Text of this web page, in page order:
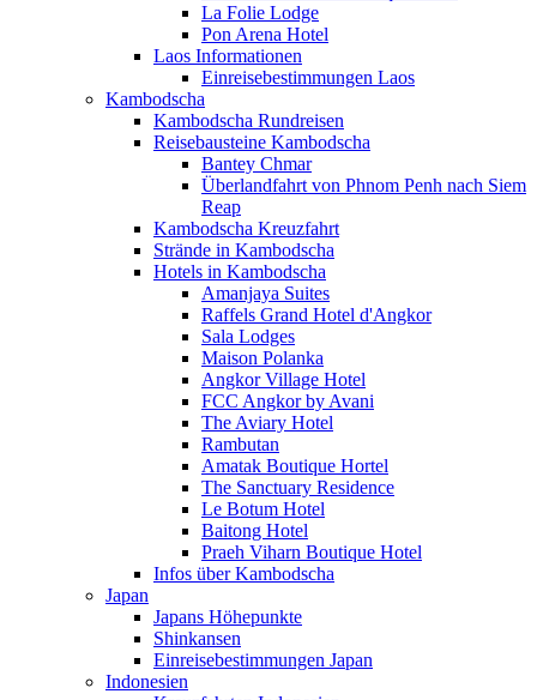
La Folie Lodge
Pon Arena Hotel
Laos Informationen
Einreisebestimmungen Laos
Kambodscha
Kambodscha Rundreisen
Reisebausteine Kambodscha
Bantey Chmar
Überlandfahrt von Phnom Penh nach Siem
Reap
Kambodscha Kreuzfahrt
Strände in Kambodscha
Hotels in Kambodscha
Amanjaya Suites
Raffels Grand Hotel d'Angkor
Sala Lodges
Maison Polanka
Angkor Village Hotel
FCC Angkor by Avani
The Aviary Hotel
Rambutan
Amatak Boutique Hortel
The Sanctuary Residence
Le Botum Hotel
Baitong Hotel
Praeh Viharn Boutique Hotel
Infos über Kambodscha
Japan
Japans Höhepunkte
Shinkansen
Einreisebestimmungen Japan
Indonesien